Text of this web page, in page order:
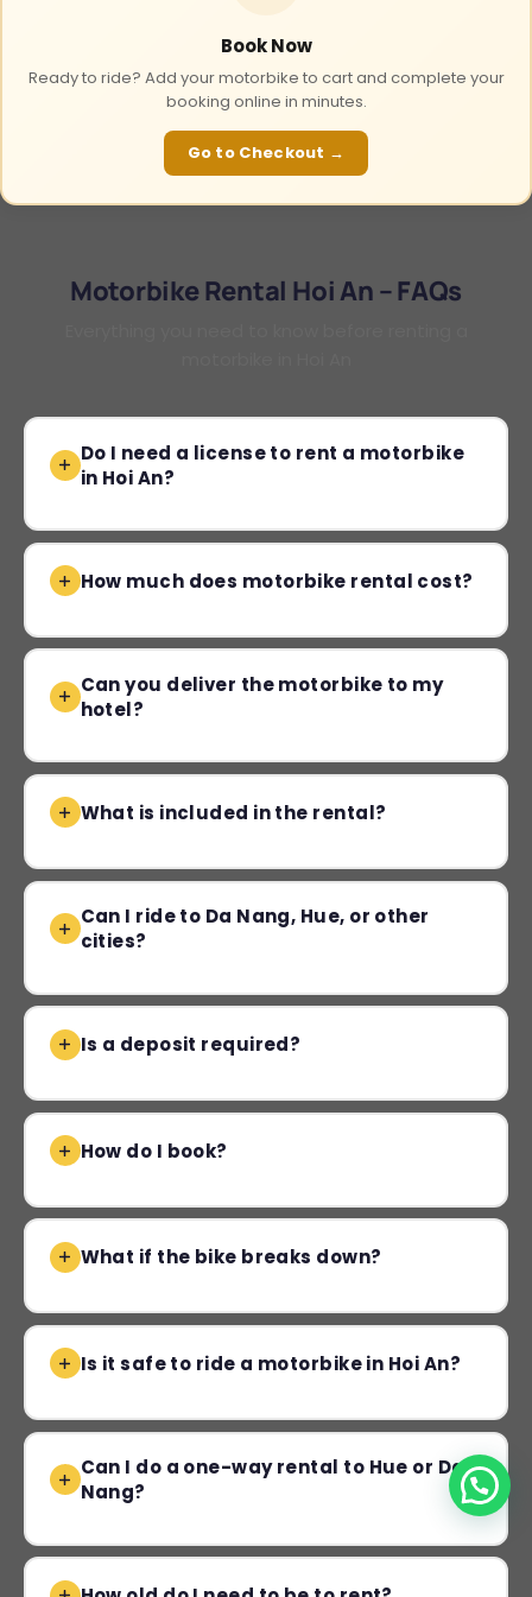
Book Now
Ready to ride? Add your motorbike to cart and complete your
booking online in minutes.
Go to Checkout →
Motorbike Rental Hoi An – FAQs
Do I need a license to rent a motorbike
in Hoi An?
How much does motorbike rental cost?
Can you deliver the motorbike to my
hotel?
What is included in the rental?
Can I ride to Da Nang, Hue, or other
cities?
Is a deposit required?
How do I book?
What if the bike breaks down?
Is it safe to ride a motorbike in Hoi An?
Can I do a one-way rental to Hue or Da
Nang?